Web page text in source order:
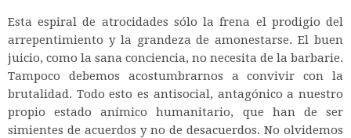
Esta espiral de atrocidades sólo la frena el prodigio del
arrepentimiento y la grandeza de amonestarse. El buen
juicio, como la sana conciencia, no necesita de la barbarie.
Tampoco debemos acostumbrarnos a convivir con la
brutalidad. Todo esto es antisocial, antagónico a nuestro
propio estado anímico humanitario, que han de ser
simientes de acuerdos y no de desacuerdos. No olvidemos